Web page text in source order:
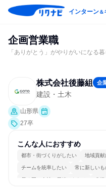
インターン＆
企画営業職
「ありがとう」がやりがいになる
株式会社後藤組 企
建設・土木
山形県
27卒
こんな人におすすめ
都市・街づくりがしたい 地域貢献
チームを統率したい 常に新しいも
長く同じ会社に居続けられる 多